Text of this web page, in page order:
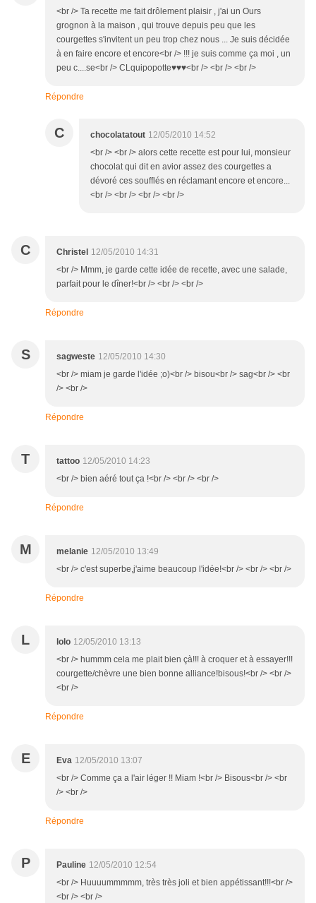
<br /> Ta recette me fait drôlement plaisir , j'ai un Ours
grognon à la maison , qui trouve depuis peu que les
courgettes s'invitent un peu trop chez nous ... Je suis décidée
à en faire encore et encore<br /> !!! je suis comme ça moi , un
peu c....se<br /> CLquipopotte♥♥♥<br /> <br /> <br />
Répondre
C chocolatatout 12/05/2010 14:52
<br /> <br /> alors cette recette est pour lui, monsieur
chocolat qui dit en avior assez des courgettes a
dévoré ces soufflés en réclamant encore et encore...
<br /> <br /> <br /> <br />
C Christel 12/05/2010 14:31
<br /> Mmm, je garde cette idée de recette, avec une salade,
parfait pour le dîner!<br /> <br /> <br />
Répondre
S sagweste 12/05/2010 14:30
<br /> miam je garde l'idée ;o)<br /> bisou<br /> sag<br /> <br
/> <br />
Répondre
T tattoo 12/05/2010 14:23
<br /> bien aéré tout ça !<br /> <br /> <br />
Répondre
M melanie 12/05/2010 13:49
<br /> c'est superbe,j'aime beaucoup l'idée!<br /> <br /> <br />
Répondre
L lolo 12/05/2010 13:13
<br /> hummm cela me plait bien çà!!! à croquer et à essayer!!!
courgette/chèvre une bien bonne alliance!bisous!<br /> <br />
<br />
Répondre
E Eva 12/05/2010 13:07
<br /> Comme ça a l'air léger !! Miam !<br /> Bisous<br /> <br
/> <br />
Répondre
P Pauline 12/05/2010 12:54
<br /> Huuuummmmm, très très joli et bien appétissant!!!<br />
<br /> <br />